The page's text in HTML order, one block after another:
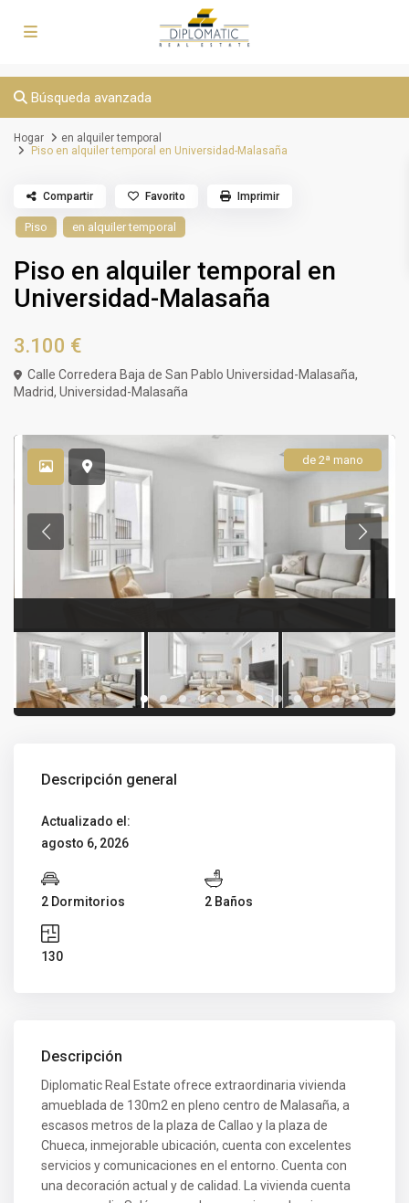
Búsqueda avanzada
Hogar
en alquiler temporal
Piso en alquiler temporal en Universidad-Malasaña
Piso en alquiler temporal
Piso en alquiler temporal en
Universidad-Malasaña
3.100 €
Calle Corredera Baja de San Pablo Universidad-Malasaña,
Madrid,Universidad-Malasaña
Compartir Favorito Imprimir
de 2ª mano
Descripción general
Actualizado el:
agosto 6, 2026
2 Dormitorios 2 Baños
130
Descripción
Diplomatic Real Estate ofrece extraordinaria vivienda
amueblada de 130m2 en pleno centro de Malasaña, a
escasos metros de la plaza de Callao y la plaza de
Chueca, inmejorable ubicación, cuenta con excelentes
servicios y comunicaciones en el entorno. Cuenta con
una decoración actual y de calidad. La vivienda cuenta